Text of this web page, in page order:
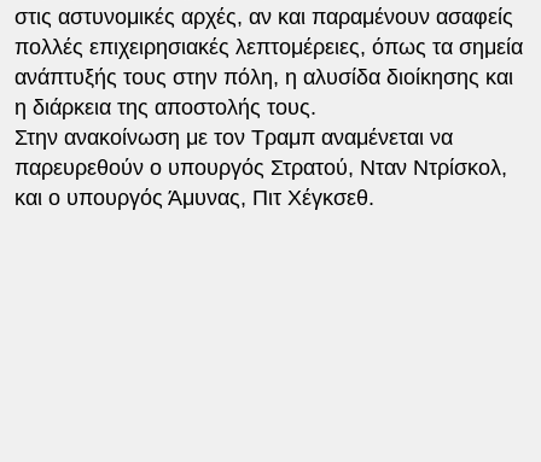
στις αστυνομικές αρχές, αν και παραμένουν ασαφείς
πολλές επιχειρησιακές λεπτομέρειες, όπως τα σημεία
ανάπτυξής τους στην πόλη, η αλυσίδα διοίκησης και
η διάρκεια της αποστολής τους.
Στην ανακοίνωση με τον Τραμπ αναμένεται να
παρευρεθούν ο υπουργός Στρατού, Νταν Ντρίσκολ,
και ο υπουργός Άμυνας, Πιτ Χέγκσεθ.